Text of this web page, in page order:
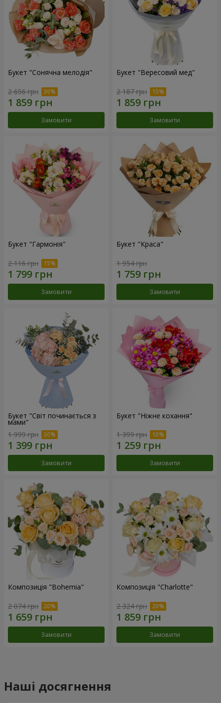
Букет "Сонячна мелодія"
2 656 грн
Замовити
Букет "Вересовий мед"
2 187 грн
Замовити
Букет "Гармонія"
2 116 грн
Замовити
Букет "Краса"
1 954 грн
Замовити
Букет "Світ починається з
мами"
1 999 грн
Замовити
Букет "Ніжне кохання"
1 399 грн
Замовити
Композиція "Bohemia"
2 074 грн
Замовити
Композиція "Charlotte"
2 324 грн
Замовити
Наші досягнення